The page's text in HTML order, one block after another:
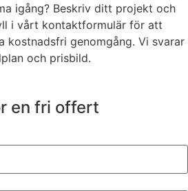
igång? Beskriv ditt projekt och
i vårt kontaktformulär för att
kostnadsfri genomgång. Vi svarar
och prisbild.
en fri offert